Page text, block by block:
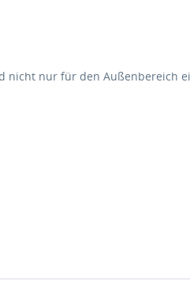
nicht nur für den Außenbereich